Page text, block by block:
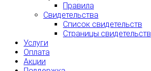
Правила
Свидетельства
Список свидетельств
Страницы свидетельств
Услуги
Оплата
Акции